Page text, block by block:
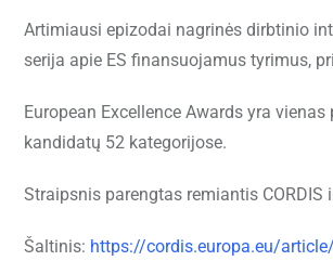
Artimiausi epizodai nagrinės dirbtinio
serija apie ES finansuojamus tyrimus,
European Excellence Awards yra
kandidatų 52 kategorijose.
Straipsnis parengtas remiantis CORDIS
Šaltinis: https://cordis.europa.eu/